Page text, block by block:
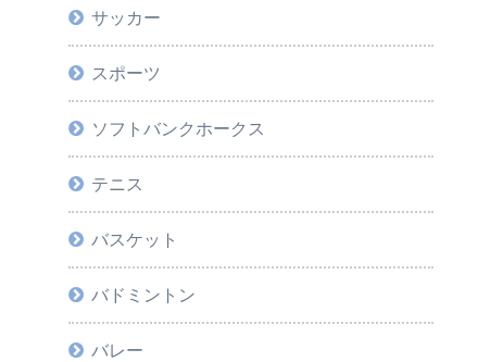
サッカー
スポーツ
ソフトバンクホークス
テニス
バスケット
バドミントン
バレー